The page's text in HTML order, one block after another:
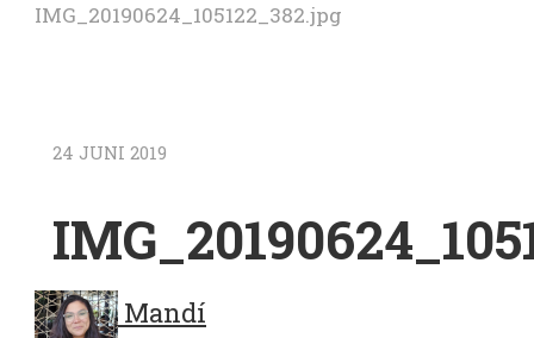
IMG_20190624_105122_382.jpg
24 JUNI 2019
Mandí